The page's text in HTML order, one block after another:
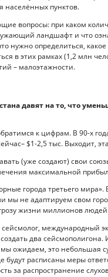
населённых пунктов.
вопросы: при каком
ландшафт и что
нужно определиться,
в этих рамках (1,2 млн
– малоэтажности.
давят на то, что
к цифрам. В 90-х
$1-2,5 тыс. Выходит,
(уже создают) свои
максимальной
города третьего
мы не адаптируем свом
жизни миллионов
сейсмолог,
два
ожидаем, это небольшая
будут расписаны меры
за распространение